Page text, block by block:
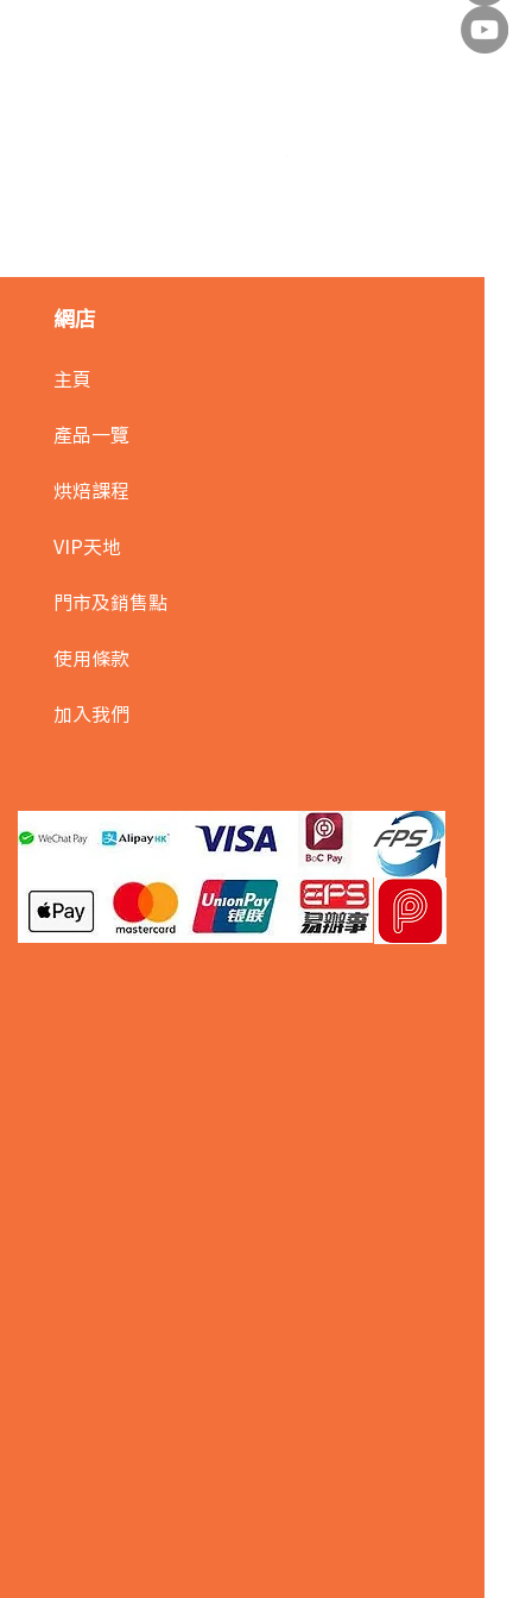
網店
主頁
產品一覽
烘焙課程
VIP天地
門市及銷售點
使用條款
加入我們